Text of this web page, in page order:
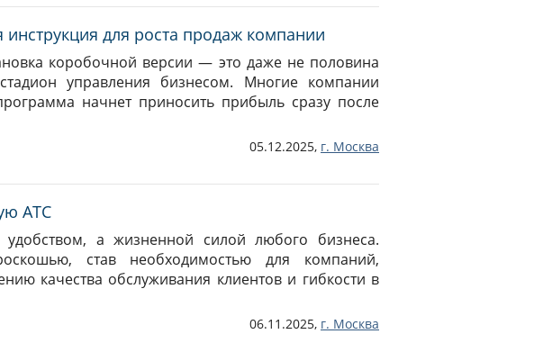
для роста продаж компании
коробочной версии — это даже не половина
управления бизнесом. Многие компании
начнет приносить прибыль сразу после
05.12.2025, г. Москва
АТС
а жизненной силой любого бизнеса.
став необходимостью для компаний,
качества обслуживания клиентов и гибкости в
06.11.2025, г. Москва